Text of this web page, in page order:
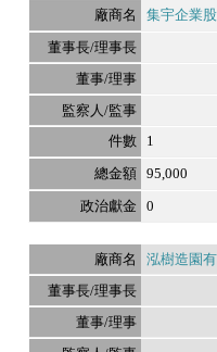
集宇企業
1
95,000
0
泓樹造園